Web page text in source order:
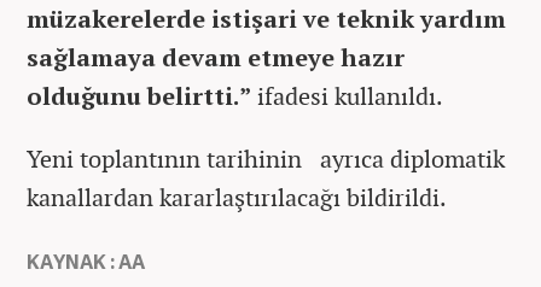
müzakerelerde istişari ve teknik yardım
sağlamaya devam etmeye hazır
olduğunu belirtti.” ifadesi kullanıldı.
Yeni toplantının tarihinin ayrıca diplomatik
kanallardan kararlaştırılacağı bildirildi.
KAYNAK : AA